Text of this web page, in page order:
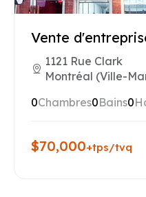
Vente
1121 Rue Clark
Montréal (Ville-
0Chambres0Bains0
$70,000+tps/tvq